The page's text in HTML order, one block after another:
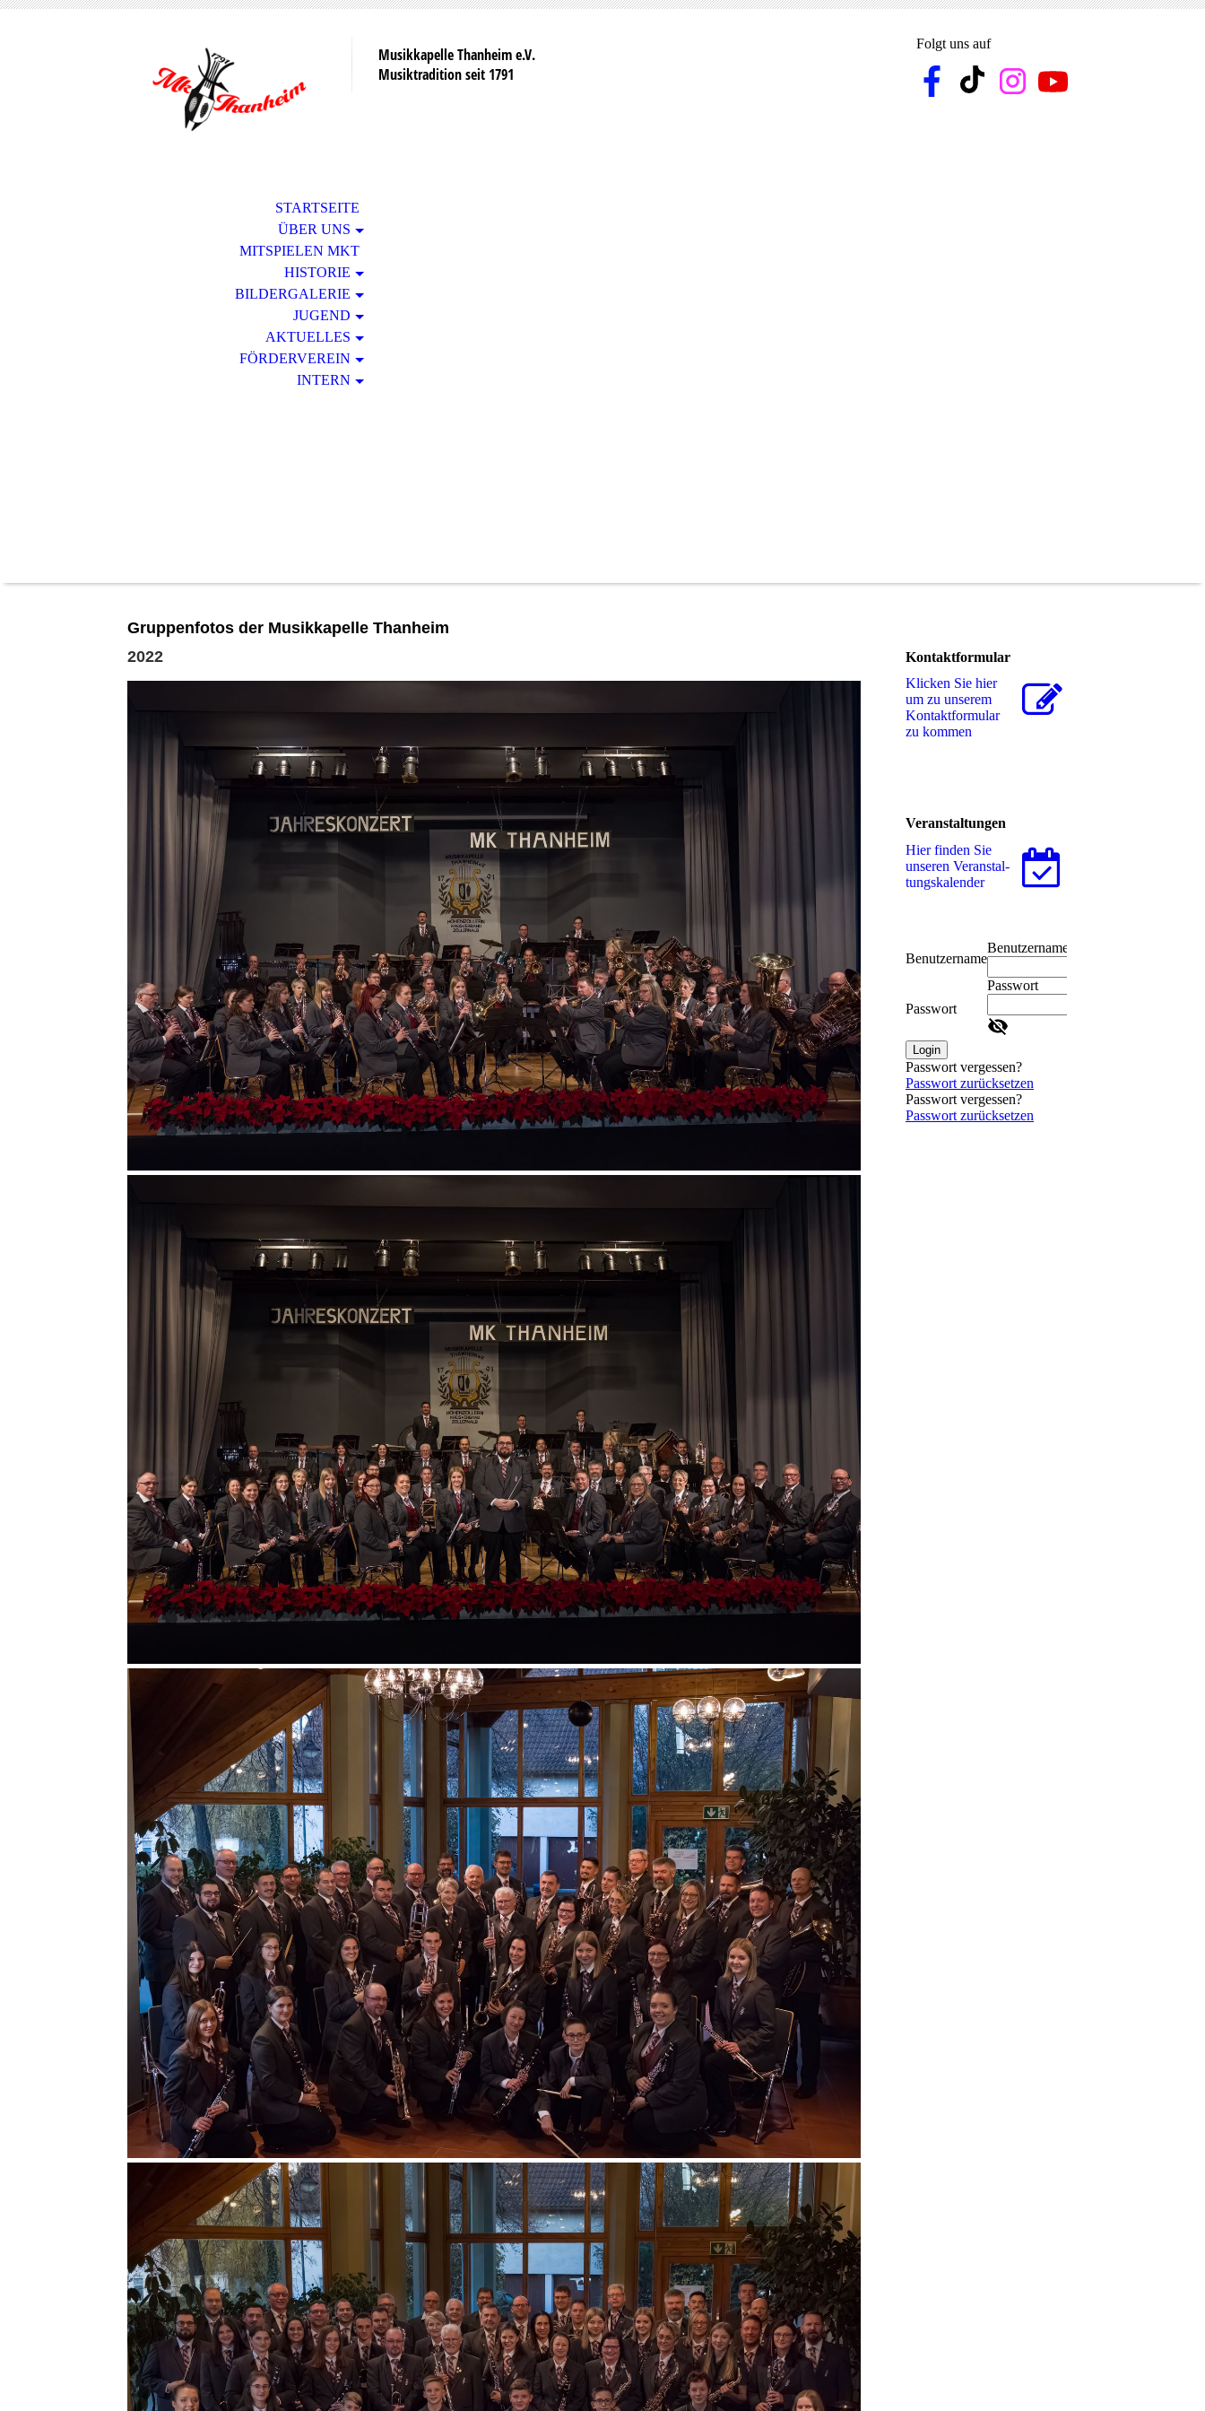
Musikkapelle Thanheim e.V.
Musiktradition seit 1791
Folgt uns auf
STARTSEITE
ÜBER UNS
MITSPIELEN MKT
HISTORIE
BILDERGALERIE
JUGEND
AKTUELLES
FÖRDERVEREIN
INTERN
Gruppenfotos der Musikkapelle Thanheim
2022
Kontaktformular
Klicken Sie hier
um zu unserem
Kon­takt­for­mu­lar
zu kommen
Veranstaltungen
Hier finden Sie
unseren Ver­an­stal­
tungs­ka­len­der
Benutzername
Benutzername
Passwort
Passwort
Login
Passwort vergessen?
Passwort zurücksetzen
Passwort vergessen?
Passwort zurücksetzen